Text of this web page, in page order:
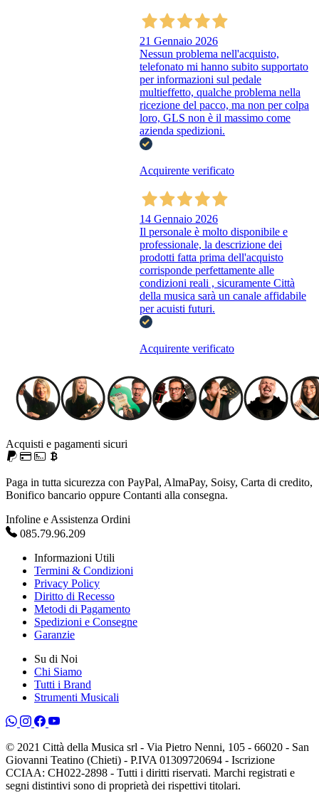
21 Gennaio 2026
Nessun problema nell'acquisto,
telefonato mi hanno subito supportato
per informazioni sul pedale
multieffetto, qualche problema nella
ricezione del pacco, ma non per colpa
loro, GLS non è il massimo come
azienda spedizioni.
Acquirente verificato
14 Gennaio 2026
Il personale è molto disponibile e
professionale, la descrizione dei
prodotti fatta prima dell'acquisto
corrisponde perfettamente alle
condizioni reali , sicuramente Città
della musica sarà un canale affidabile
per acuisti futuri.
Acquirente verificato
Acquisti e pagamenti sicuri
Paga in tutta sicurezza con PayPal, AlmaPay, Soisy, Carta di credito,
Bonifico bancario oppure Contanti alla consegna.
Infoline e Assistenza Ordini
085.79.96.209
Informazioni Utili
Termini & Condizioni
Privacy Policy
Diritto di Recesso
Metodi di Pagamento
Spedizioni e Consegne
Garanzie
Su di Noi
Chi Siamo
Tutti i Brand
Strumenti Musicali
© 2021 Città della Musica srl - Via Pietro Nenni, 105 - 66020 - San
Giovanni Teatino (Chieti) - P.IVA 01309720694 - Iscrizione
CCIAA: CH022-2898 - Tutti i diritti riservati. Marchi registrati e
segni distintivi sono di proprietà dei rispettivi titolari.